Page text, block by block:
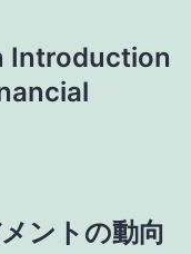
Introduction
ントの動向